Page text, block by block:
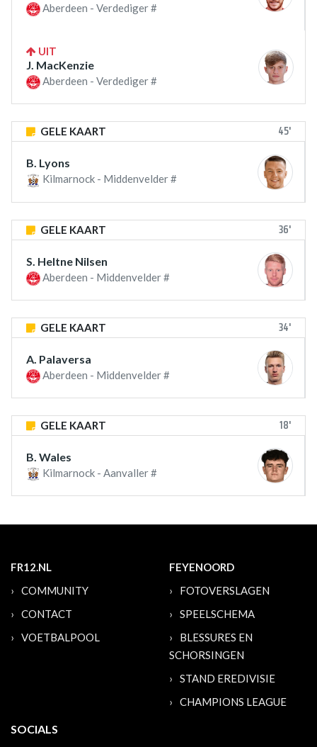
Aberdeen - Verdediger #
UIT
J. MacKenzie
Aberdeen - Verdediger #
GELE KAART 45'
B. Lyons
Kilmarnock - Middenvelder #
GELE KAART 36'
S. Heltne Nilsen
Aberdeen - Middenvelder #
GELE KAART 34'
A. Palaversa
Aberdeen - Middenvelder #
GELE KAART 18'
B. Wales
Kilmarnock - Aanvaller #
FR12.NL
COMMUNITY
CONTACT
VOETBALPOOL
FEYENOORD
FOTOVERSLAGEN
SPEELSCHEMA
BLESSURES EN
SCHORSINGEN
STAND EREDIVISIE
CHAMPIONS LEAGUE
SOCIALS